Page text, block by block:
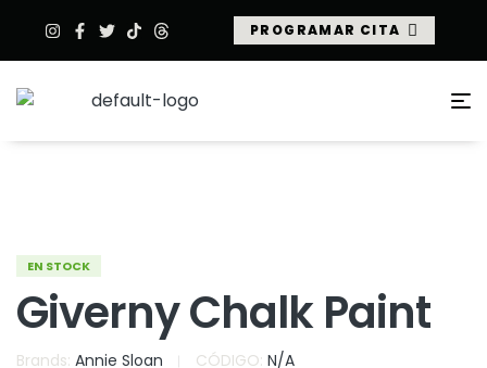
PROGRAMAR CITA
EN STOCK
Giverny Chalk Paint
Brands: Annie Sloan CÓDIGO: N/A